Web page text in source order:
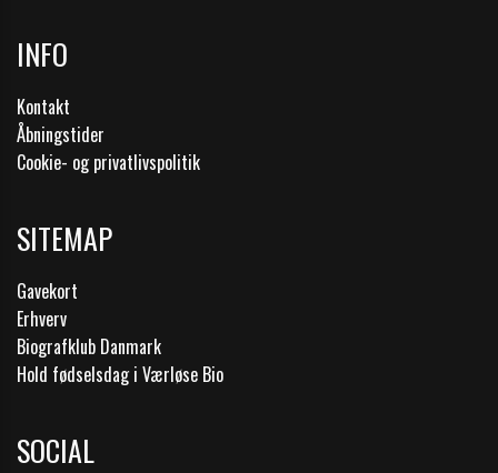
INFO
Kontakt
Åbningstider
Cookie- og privatlivspolitik
SITEMAP
Gavekort
Erhverv
Biografklub Danmark
Hold fødselsdag i Værløse Bio
SOCIAL